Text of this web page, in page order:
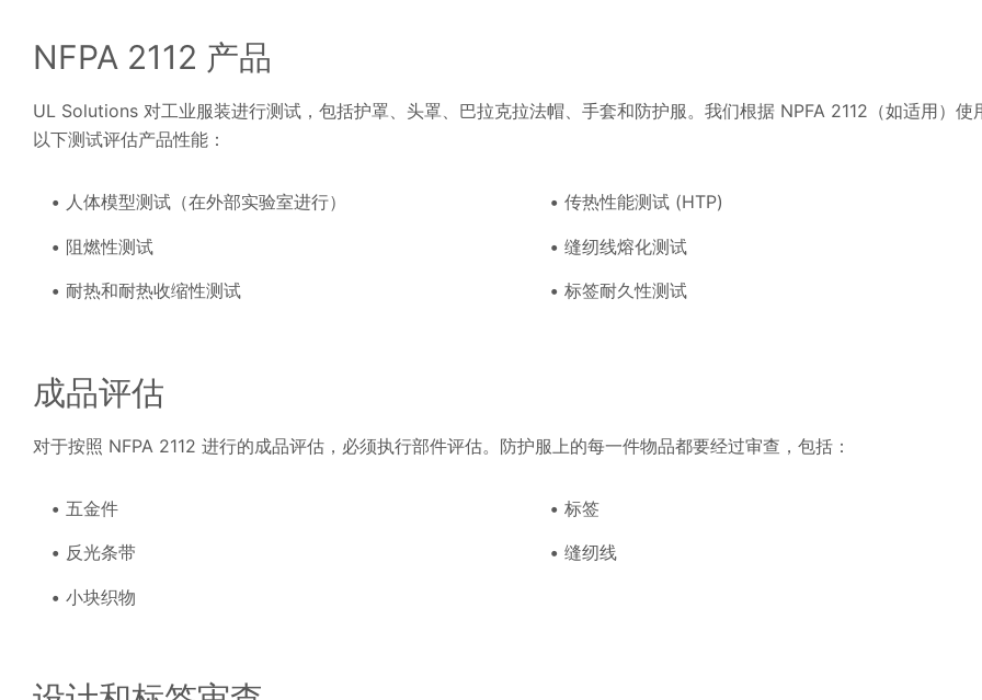
NFPA 2112 产品
UL Solutions 对工业服装进行测试，包括护罩、头罩、巴拉克拉法帽、手套和防护服。我们根据 NPFA 2112（如适用）使
以下测试评估产品性能：
人体模型测试（在外部实验室进行）
阻燃性测试
耐热和耐热收缩性测试
传热性能测试 (HTP)
缝纫线熔化测试
标签耐久性测试
成品评估
对于按照 NFPA 2112 进行的成品评估，必须执行部件评估。防护服上的每一件物品都要经过审查，包括：
五金件
反光条带
小块织物
标签
缝纫线